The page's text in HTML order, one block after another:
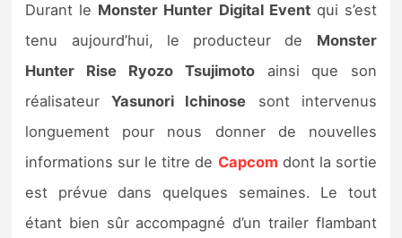
Tests de jeux
Tests d’accessoires
Autres tests
Previews
Précommandes
Durant le Monster Hunter Digital Eventqui s’est
tenu aujourd’hui, le producteur de Monster
Hunter Rise
Ryozo Tsujimoto ainsi que son
réalisateurYasunori Ichinose sont intervenus
longuement pour nous donner de nouvelles
informations sur le titre de Capcom dont la sortie
est prévue dans quelques semaines. Le tout
étant bien sûr accompagné d’un trailer flambant